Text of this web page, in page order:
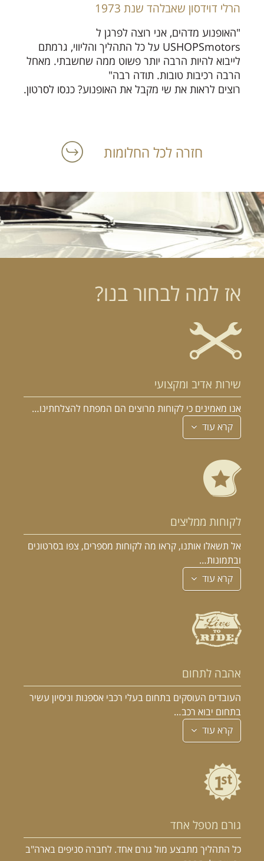
הרלי דוידסון שאבלהד שנת 1973
"האופנוע מדהים, אני רוצה לפרגן ל
USHOPSmotors על כל התהליך והליווי, גרמתם
לייבוא להיות הרבה יותר פשוט ממה שחשבתי. מאחל
הרבה רכיבות טובות. תודה רבה"
רוצים לראות את שי מקבל את האופנוע? כנסו לסרטון.
חזרה לכל החלומות
אז למה לבחור בנו?
שירות אדיב ומקצועי
אנו מאמינים כי לקוחות מרוצים הם המפתח להצלחתינו…
קרא עוד
לקוחות ממליצים
אל תשאלו אותנו, קראו מה לקוחות מספרים, צפו בסרטונים
ובתמונות…
קרא עוד
אהבה לתחום
העובדים העוסקים בתחום בעלי רכבי אספנות וניסיון עשיר
בתחום יבוא רכב…
קרא עוד
גורם מטפל אחד
כל התהליך מתבצע מול גורם אחד. לחברה סניפים בארה"ב
הרכב הוא האהבה הראשונה שלך?
במקום לקבל שטויות במייל, הירשם ותתחיל לקבל מאיתנו אהבה מוטורית